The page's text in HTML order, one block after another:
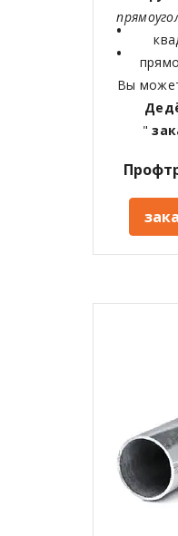
Вы
"